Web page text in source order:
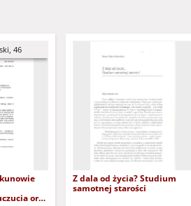
46
oraz
Z dala od życia? Studium
samotnej starości